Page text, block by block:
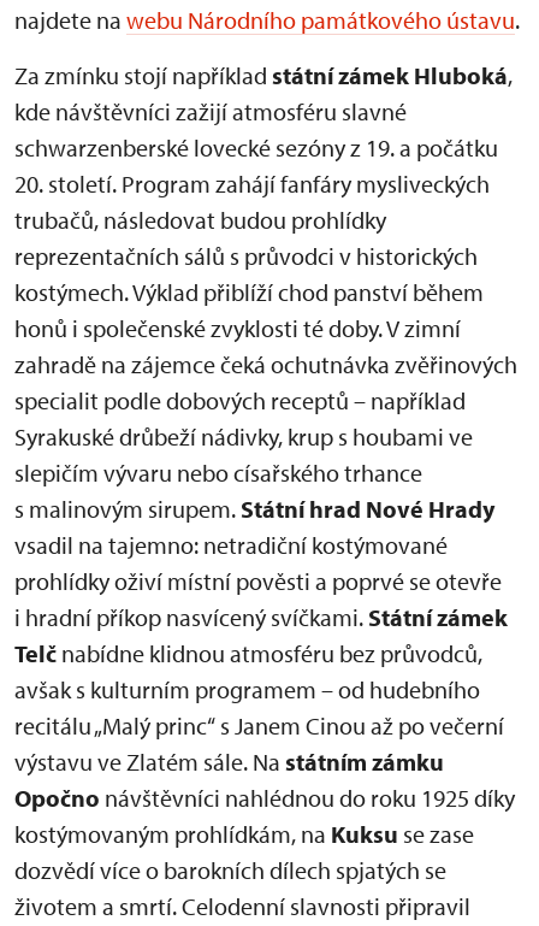
najdete na webu Národního památkového ústavu.
Za zmínku stojí například státní zámek Hluboká,
kde návštěvníci zažijí atmosféru slavné
schwarzenberské lovecké sezóny z 19. a počátku
20. století. Program zahájí fanfáry mysliveckých
trubačů, následovat budou prohlídky
reprezentačních sálů s průvodci v historických
kostýmech. Výklad přiblíží chod panství během
honů i společenské zvyklosti té doby. V zimní
zahradě na zájemce čeká ochutnávka zvěřinových
specialit podle dobových receptů – například
Syrakuské drůbeží nádivky, krup s houbami ve
slepičím vývaru nebo císařského trhance
s malinovým sirupem. Státní hrad Nové Hrady
vsadil na tajemno: netradiční kostýmované
prohlídky oživí místní pověsti a poprvé se otevře
i hradní příkop nasvícený svíčkami. Státní zámek
Telč nabídne klidnou atmosféru bez průvodců,
avšak s kulturním programem – od hudebního
recitálu „Malý princ“ s Janem Cinou až po večerní
výstavu ve Zlatém sále. Na státním zámku
Opočno návštěvníci nahlédnou do roku 1925 díky
kostýmovaným prohlídkám, na Kuksu se zase
dozvědí více o barokních dílech spjatých se
životem a smrtí. Celodenní slavnosti připravil